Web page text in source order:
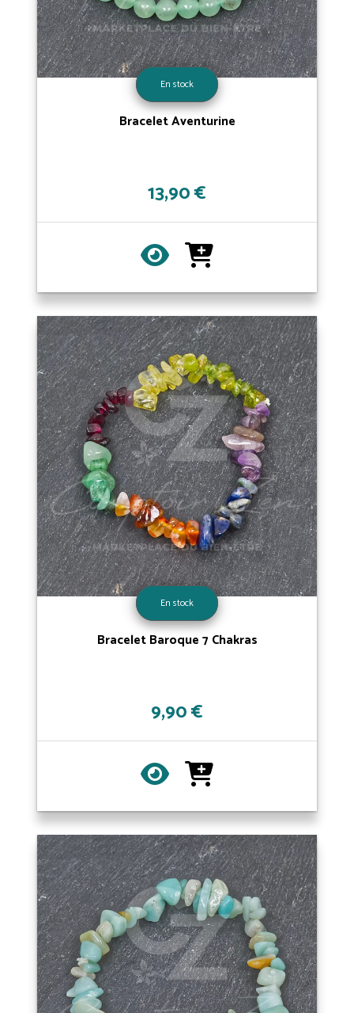
En stock
Bracelet Aventurine
13,90 €
En stock
Bracelet Baroque 7 Chakras
9,90 €